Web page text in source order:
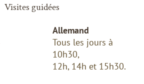
Visites guidées
Allemand
Tous les jours à
10h30,
12h, 14h et 15h30.